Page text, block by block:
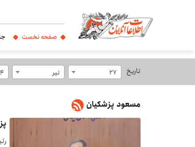
صفحه نخست
تاریخ 27 تیر
مسعود پزشکیان